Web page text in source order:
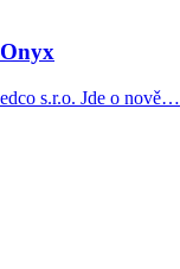
s.r.o. Jde o nově…